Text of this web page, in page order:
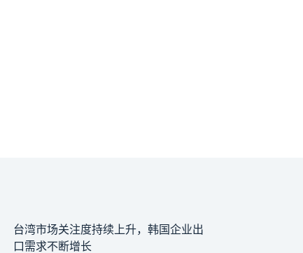
台湾市场关注度持续上升，韩国企业出
口需求不断增长